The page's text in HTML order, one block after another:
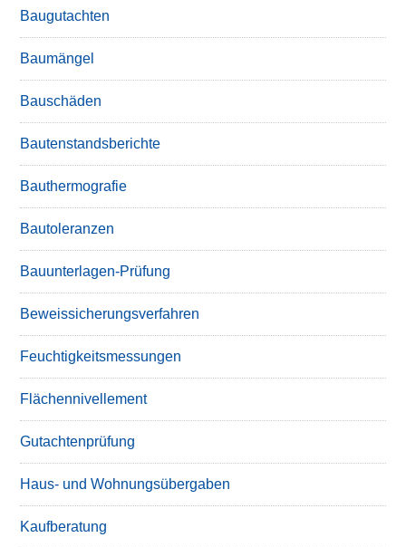
Baugutachten
Baumängel
Bauschäden
Bautenstandsberichte
Bauthermografie
Bautoleranzen
Bauunterlagen-Prüfung
Beweissicherungsverfahren
Feuchtigkeitsmessungen
Flächennivellement
Gutachtenprüfung
Haus- und Wohnungsübergaben
Kaufberatung